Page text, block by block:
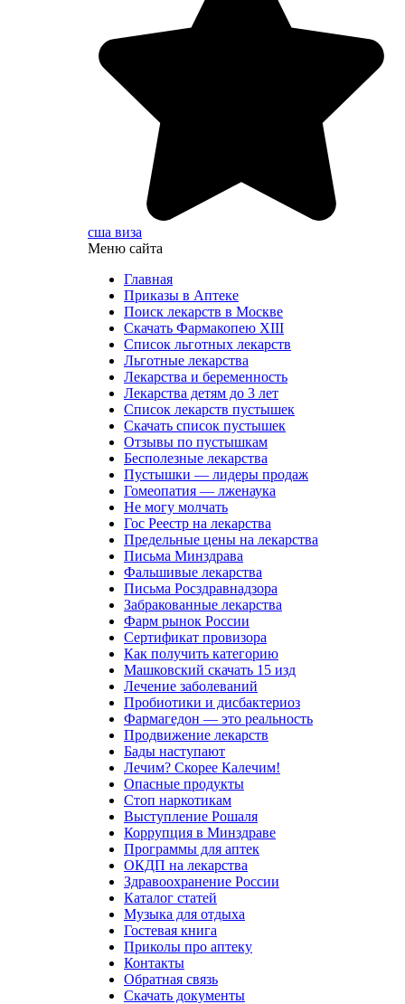
сша виза
Меню сайта
Главная
Приказы в Аптеке
Поиск лекарств в Москве
Скачать Фармакопею XIII
Список льготных лекарств
Льготные лекарства
Лекарства и беременность
Лекарства детям до 3 лет
Список лекарств пустышек
Скачать список пустышек
Отзывы по пустышкам
Бесполезные лекарства
Пустышки — лидеры продаж
Гомеопатия — лженаука
Не могу молчать
Гос Реестр на лекарства
Предельные цены на лекарства
Письма Минздрава
Фальшивые лекарства
Письма Росздравнадзора
Забракованные лекарства
Фарм рынок России
Сертификат провизора
Как получить категорию
Машковский скачать 15 изд
Лечение заболеваний
Пробиотики и дисбактериоз
Фармагедон — это реальность
Продвижение лекарств
Бады наступают
Лечим? Скорее Калечим!
Опасные продукты
Стоп наркотикам
Выступление Рошаля
Коррупция в Минздраве
Программы для аптек
ОКДП на лекарства
Здравоохранение России
Каталог статей
Музыка для отдыха
Гостевая книга
Приколы про аптеку
Контакты
Обратная связь
Скачать документы